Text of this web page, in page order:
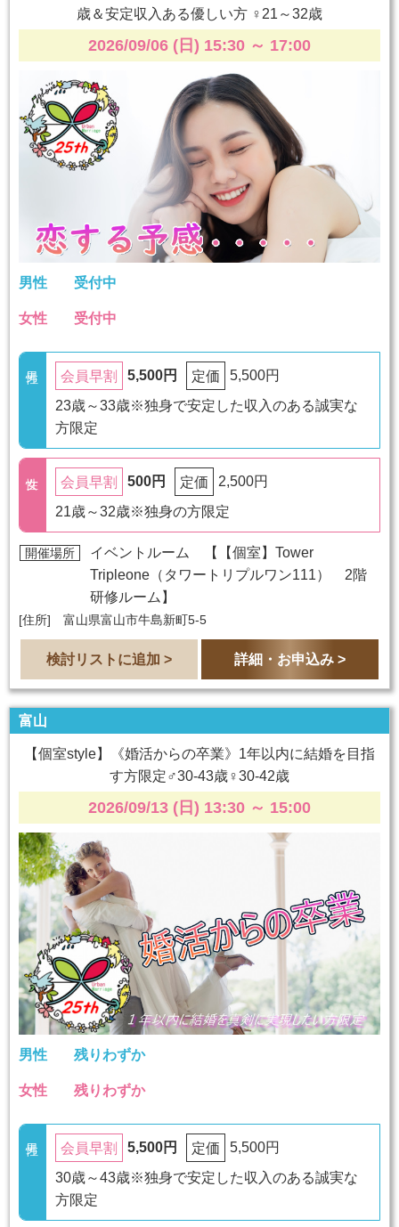
歳＆安定収入ある優しい方 ♀21～32歳
2026/09/06 (日) 15:30 ～ 17:00
男性 受付中
女性 受付中
会員早割 5,500円 定価
5,500円
23歳～33歳※独身で安定した収入のある誠実な
方限定
会員早割 500円 定価
2,500円
21歳～32歳※独身の方限定
開催場所 イベントルーム 【
【個室】Tower
Tripleone（タワートリプルワン111） 2階
研修ルーム 】
[住所] 富山県富山市牛島新町5-5
検討リストに追加 > 詳細・お申込み >
富山
【個室style】《婚活からの卒業》1年以内に結婚を目指
す方限定♂30-43歳♀30-42歳
2026/09/13 (日) 13:30 ～ 15:00
男性 残りわずか
女性 残りわずか
会員早割 5,500円 定価
5,500円
30歳～43歳※独身で安定した収入のある誠実な
方限定